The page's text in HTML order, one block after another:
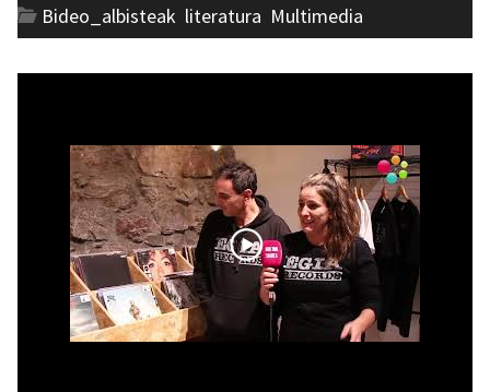
Bideo_albisteak literatura Multimedia